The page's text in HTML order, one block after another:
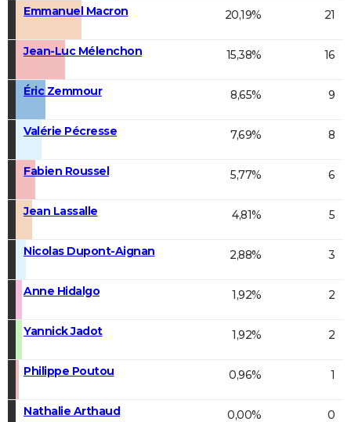
Emmanuel Macron 20,19% 21
Jean-Luc Mélenchon 15,38% 16
Éric Zemmour 8,65% 9
Valérie Pécresse 7,69% 8
Fabien Roussel 5,77% 6
Jean Lassalle 4,81% 5
Nicolas Dupont-Aignan 2,88% 3
Anne Hidalgo 1,92% 2
Yannick Jadot 1,92% 2
Philippe Poutou 0,96% 1
Nathalie Arthaud 0,00% 0